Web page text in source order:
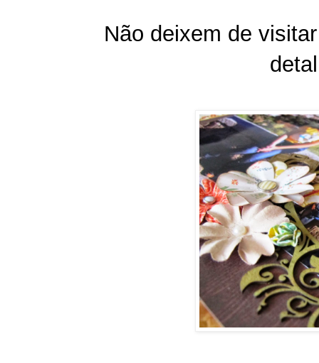
Não deixem de